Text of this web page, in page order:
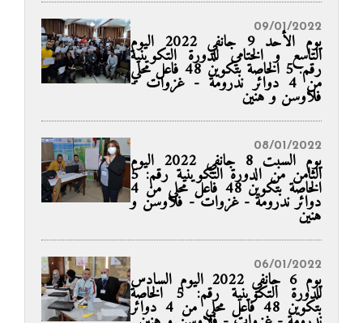
09/01/2022
يوم الأحد 9 جانفي 2022 اليوم
التاسع و الختامي للدورة التكوينية
رقم: 5 الخاصة بتكوين 48 فاعل محلي
من 4 دوائر ندرومة - غزوات -
فلاوسن و هنين
08/01/2022
يوم السبت 8 جانفي 2022 اليوم
الثامن من الدورة التكوينية رقم: 5
الخاصة بتكوين 48 فاعل محلي من 4
دوائر ندرومة - غزوات - فلاوسن و
هنين
06/01/2022
يوم 6 جانفي 2022 اليوم السادس
للدورة التكوينية رقم: 5 الخاصة
بتكوين 48 فاعل محلي من 4 دوائر